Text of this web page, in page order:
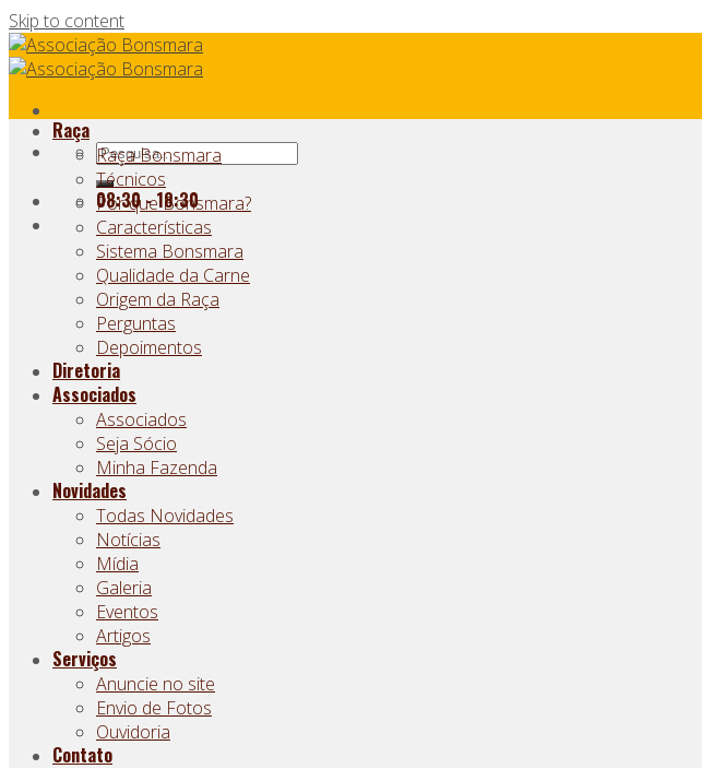
Skip to content
08:30 - 18:30
Raça
Raça Bonsmara
Técnicos
Por que Bonsmara?
Características
Sistema Bonsmara
Qualidade da Carne
Origem da Raça
Perguntas
Depoimentos
Diretoria
Associados
Associados
Seja Sócio
Minha Fazenda
Novidades
Todas Novidades
Notícias
Mídia
Galeria
Eventos
Artigos
Serviços
Anuncie no site
Envio de Fotos
Ouvidoria
Contato